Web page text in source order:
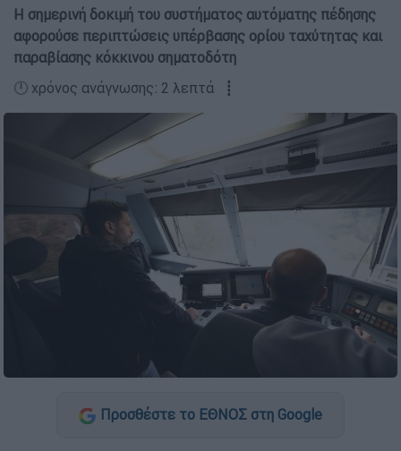
Η σημερινή δοκιμή του συστήματος αυτόματης πέδησης
αφορούσε περιπτώσεις υπέρβασης ορίου ταχύτητας και
παραβίασης κόκκινου σηματοδότη
🕛 χρόνος ανάγνωσης: 2 λεπτά ┋
Προσθέστε το ΕΘΝΟΣ στη Google